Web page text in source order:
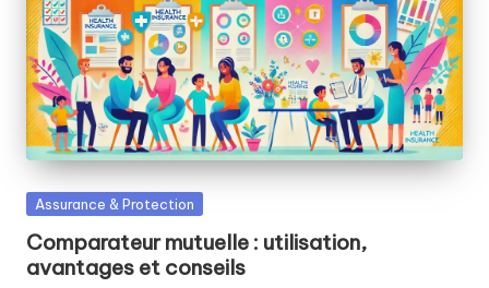
Posted
Assurance & Protection
Comparateur mutuelle : utilisation,
avantages et conseils